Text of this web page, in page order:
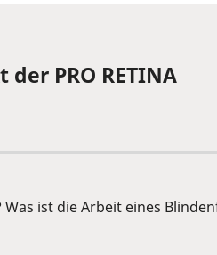
PRO RETINA
ist die Arbeit eines